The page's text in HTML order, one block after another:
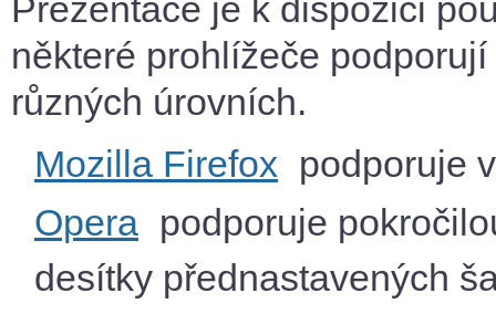
Prezentace je k dispozici
některé prohlížeče
různých úrovních.
Mozilla Firefox podporuje
Opera podporuje
desítky přednastavených